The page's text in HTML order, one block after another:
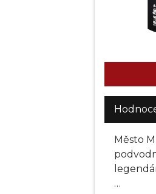
Město